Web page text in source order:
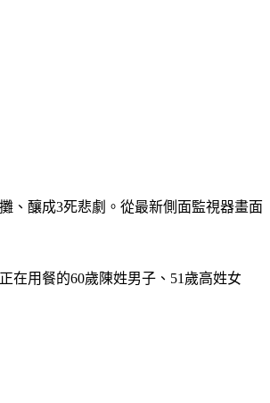
、釀成3死悲劇。從最新側面監視器畫面
在用餐的60歲陳姓男子、51歲高姓女